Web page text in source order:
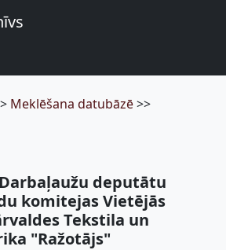
Meklēšana datubāzē>>
deputātu
komitejas Vietējās
Tekstila un
"Ražotājs"